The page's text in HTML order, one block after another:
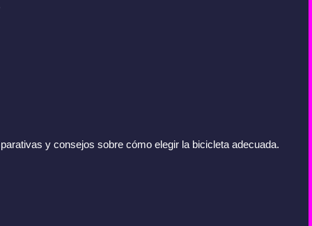
y consejos sobre cómo elegir la bicicleta adecuada.